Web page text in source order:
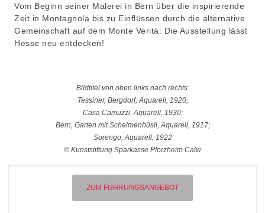
Vom Beginn seiner Malerei in Bern über die inspirierende
Zeit in Montagnola bis zu Einflüssen durch die alternative
Gemeinschaft auf dem Monte Verità: Die Ausstellung lässt
Hesse neu entdecken!
Bildtitel von oben links nach rechts:
Tessiner, Bergdorf, Aquarell, 1920;
Casa Camuzzi, Aquarell, 1930;
Bern, Garten mit Schelmenhüsli, Aquarell, 1917;
Sorengo, Aquarell, 1922
© Kunststiftung Sparkasse Pforzheim Calw
ZUM FÜHRUNGSANGEBOT